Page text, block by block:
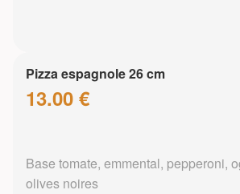
Pizza espagnole 26 cm
13.00 €
Base tomate, emmental, pepperoni,
olives noires